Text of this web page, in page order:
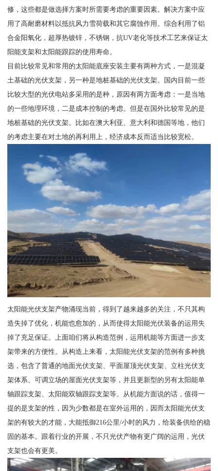
修，这些都是做选择方案时所需要考虑的重要因素。解决方案中应
用了高耐磨材料以抵抗风力雪荷载和其它腐蚀作用。综合利用了铝
合金阳氧化，超厚热镀锌，不锈钢，抗UV老化等技术工艺来保证太
阳能支架和太阳能跟踪的使用寿命。
目前比较常见和常用的太阳能底座安装主要有两种方式，一是混凝
土基础的光伏支架，另一种是地桩基础的光伏支架。国内目前一些
比较大型的光伏电站多采用的是种，原因有两方面考虑：一是当地
的一些地理环境，二是成本控制的考虑。但是在国外比较常见的是
地桩基础的光伏支架。比如在澳大利亚、意大利和德国等地，他们
的考虑主要在对土地的再利用上，经济成本反而适当比较宽松。
太阳能光伏支架产物涌现当前，得到了越来越多的关注，不只其构
造失掉了优化，机能也愈加的，从而使得太阳能光伏装备的运用失
掉了充足保证。上面咱们将从构造范例，运用机能等方面进一步支
架带来的方便性。从构造上来看，太阳能光伏支架的范例有多种挑
选，包含了普通的地面光伏支架、平面屋顶光伏支架、立柱光伏支
架体系、可调立场的屋面光伏支架等，并且更新型的另有太阳能单
轴跟踪支架、太阳能双轴跟踪支架等。从机能方面说的话，值得一
提的是支架的性，因为少数都是在室外运用的，因而太阳能光伏支
架的有较大的才能，大能抵御216公里/小时的风力，给装备供给的稳
固的基本。跟着行业的开展，不只光伏产物有更广阔的运用，光伏
支架也会有更美。